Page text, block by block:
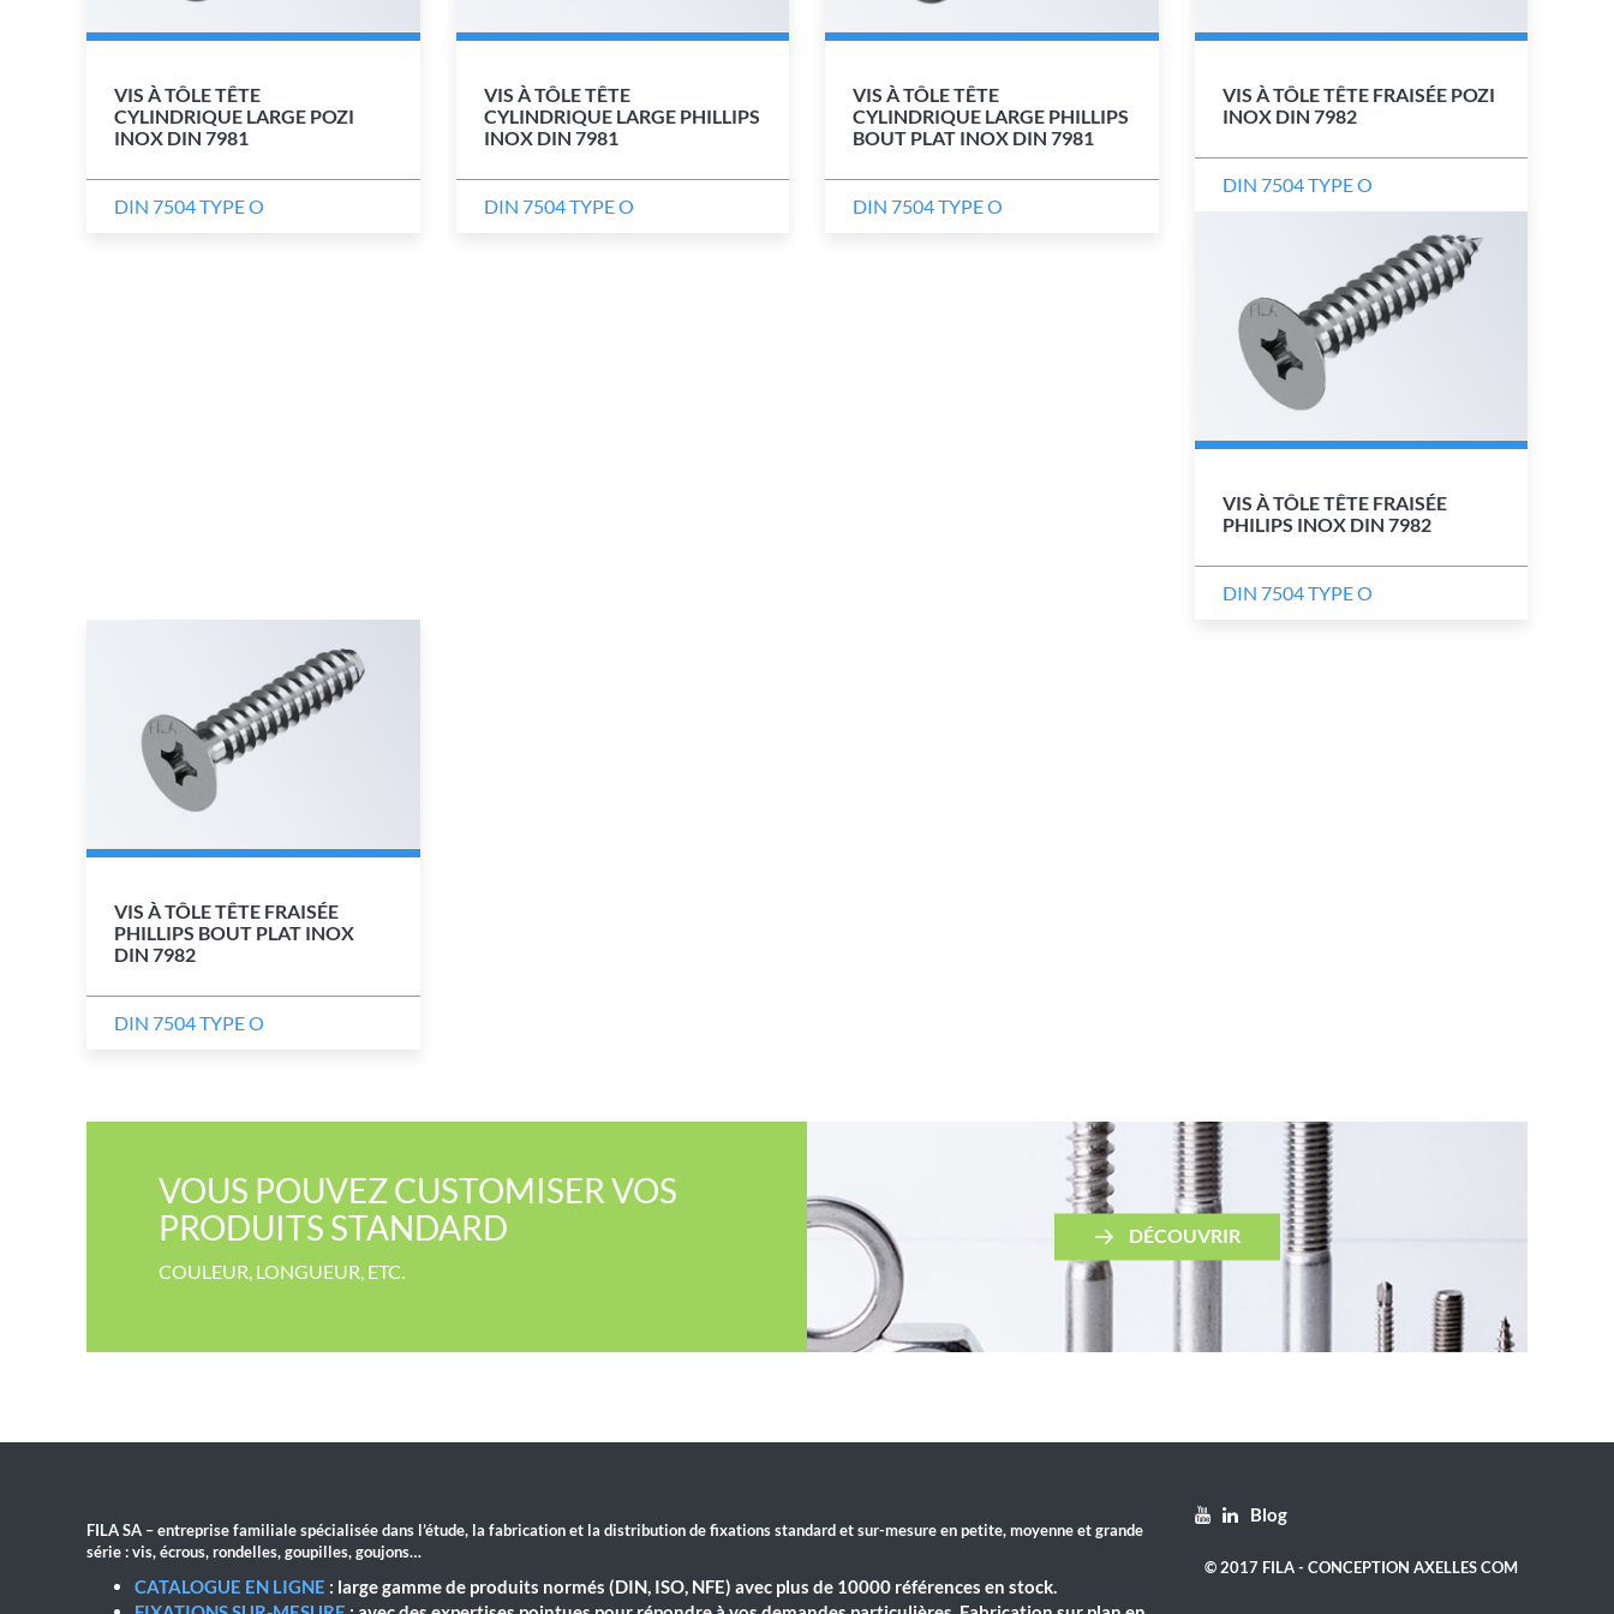
VIS À TÔLE TÊTE
CYLINDRIQUE LARGE POZI
INOX DIN 7981
DIN 7504 TYPE O
VIS À TÔLE TÊTE
CYLINDRIQUE LARGE PHILLIPS
INOX DIN 7981
DIN 7504 TYPE O
VIS À TÔLE TÊTE
CYLINDRIQUE LARGE PHILLIPS
BOUT PLAT INOX DIN 7981
DIN 7504 TYPE O
VIS À TÔLE TÊTE FRAISÉE POZI
INOX DIN 7982
DIN 7504 TYPE O
VIS À TÔLE TÊTE FRAISÉE
PHILIPS INOX DIN 7982
DIN 7504 TYPE O
VIS À TÔLE TÊTE FRAISÉE
PHILLIPS BOUT PLAT INOX
DIN 7982
DIN 7504 TYPE O
VOUS POUVEZ CUSTOMISER​ VOS
PRODUITS STANDARD
COULEUR​, LONGUEUR, ETC.
DÉCOUVRIR
FILA SA – entreprise familiale spécialisée dans l’étude, la fabrication et la distribution de fixations standard et sur-mesure en petite, moyenne et grande
série : vis, écrous, rondelles, goupilles, goujons…
CATALOGUE EN LIGNE : large gamme de produits normés (DIN, ISO, NFE) avec plus de 10000 références en stock.
Blog
© 2017 FILA - CONCEPTION AXELLES COM